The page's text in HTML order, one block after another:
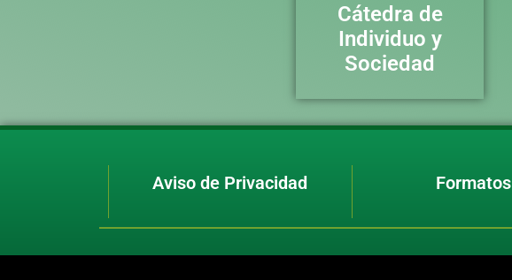
Cátedra de
Individuo y
Sociedad
Aviso de Privacidad Formatos